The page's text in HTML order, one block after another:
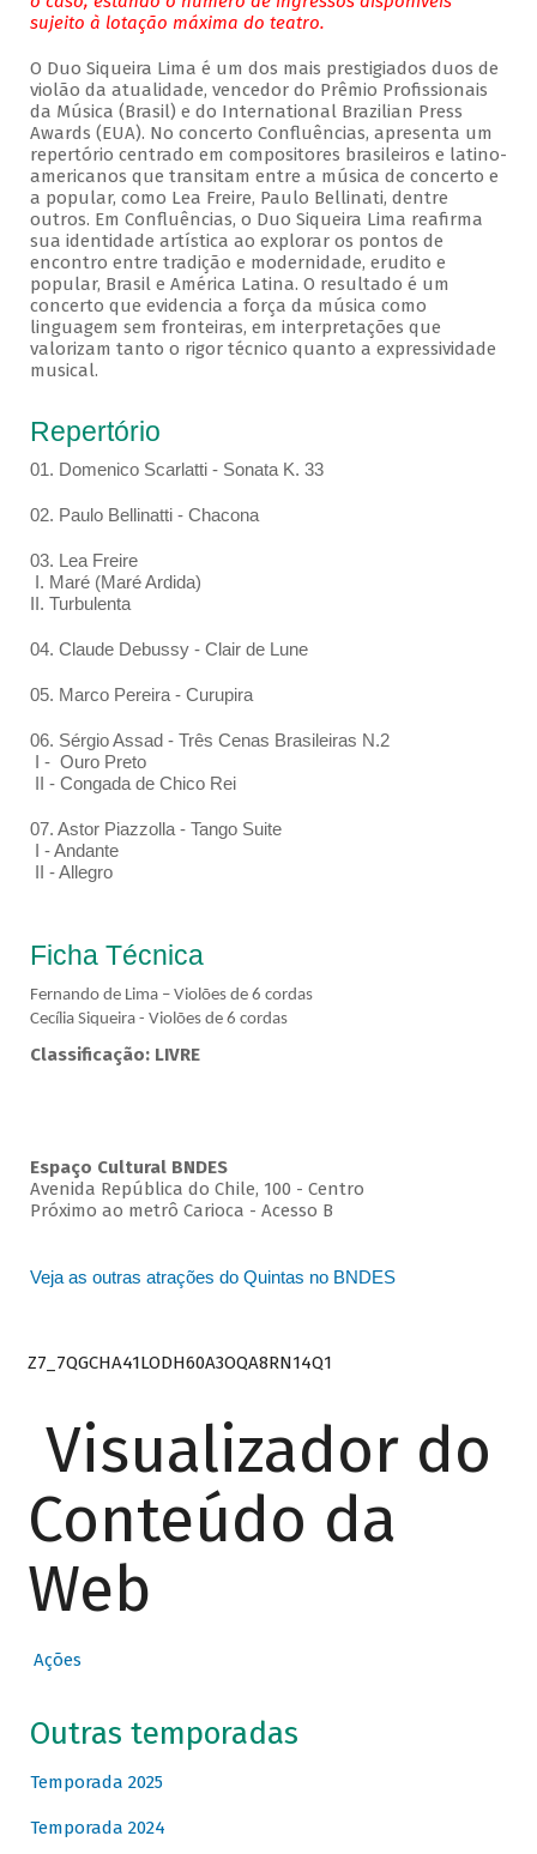
sujeito à lotação máxima do teatro.
O Duo Siqueira Lima é um dos mais prestigiados duos de
violão da atualidade, vencedor do Prêmio Profissionais
da Música (Brasil) e do International Brazilian Press
Awards (EUA). No concerto Confluências, apresenta um
repertório centrado em compositores brasileiros e latino-
americanos que transitam entre a música de concerto e
a popular, como Lea Freire, Paulo Bellinati, dentre
outros. Em Confluências, o Duo Siqueira Lima reafirma
sua identidade artística ao explorar os pontos de
encontro entre tradição e modernidade, erudito e
popular, Brasil e América Latina. O resultado é um
concerto que evidencia a força da música como
linguagem sem fronteiras, em interpretações que
valorizam tanto o rigor técnico quanto a expressividade
musical.
Repertório
01. Domenico Scarlatti - Sonata K. 33
02. Paulo Bellinatti - Chacona
03. Lea Freire
I. Maré (Maré Ardida)
II. Turbulenta
04. Claude Debussy - Clair de Lune
05. Marco Pereira - Curupira
06. Sérgio Assad - Três Cenas Brasileiras N.2
I - Ouro Preto
II - Congada de Chico Rei
07. Astor Piazzolla - Tango Suite
I - Andante
II - Allegro
Ficha Técnica
Fernando de Lima – Violões de 6 cordas
Cecília Siqueira - Violões de 6 cordas
Classificação: LIVRE
Espaço Cultural BNDES
Avenida República do Chile, 100 - Centro
Próximo ao metrô Carioca - Acesso B
Veja as outras atrações do Quintas no BNDES
Z7_7QGCHA41LODH60A3OQA8RN14Q1
Visualizador do
Conteúdo da
Web
Ações
Outras temporadas
Temporada 2025
Temporada 2024